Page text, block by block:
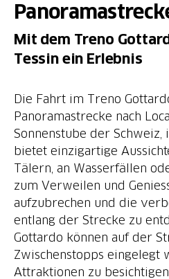
Mit dem Treno
Tessin ein Erlebnis
Die Fahrt im Treno
Panoramastrecke nach
Sonnenstube der
bietet einzigartige
Tälern, an Wasserfällen
zum Verweilen und
aufzubrechen und die
entlang der Strecke zu
Gottardo können auf der
Zwischenstopps eingelegt
Attraktionen zu